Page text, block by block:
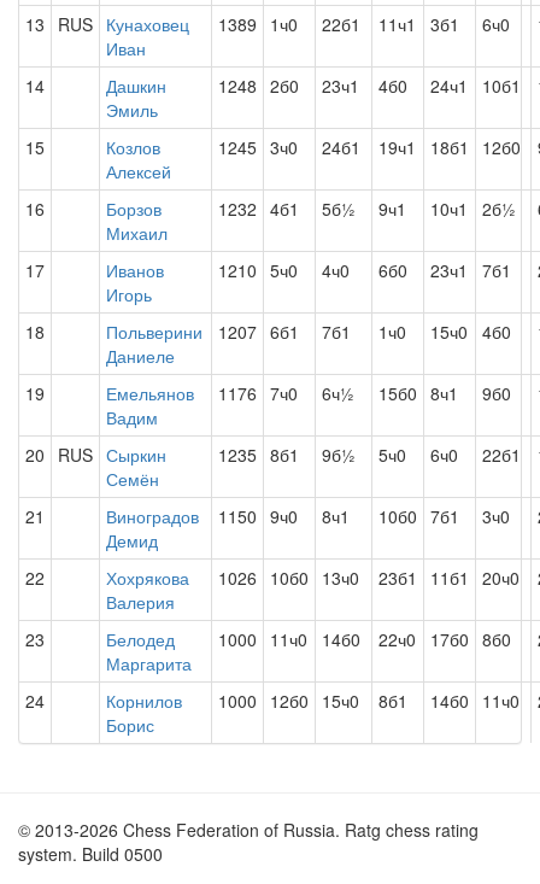
13 RUS Кунаховец
Иван
1389 1ч0 22б1 11ч1 3б1 6ч0
14
Дашкин
Эмиль
1248 2б0 23ч1 4б0 24ч1 10б1
15
Козлов
Алексей
1245 3ч0 24б1 19ч1 18б1 12б0
16
Борзов
Михаил
1232 4б1 5б½ 9ч1 10ч1 2б½
17
Иванов
Игорь
1210 5ч0 4ч0 6б0 23ч1 7б1
18
Польверини
Даниеле
1207 6б1 7б1 1ч0 15ч0 4б0
19
Емельянов
Вадим
1176 7ч0 6ч½ 15б0 8ч1 9б0
20 RUS Сыркин
Семён
1235 8б1 9б½ 5ч0 6ч0 22б1
21
Виноградов
Демид
1150 9ч0 8ч1 10б0 7б1 3ч0
22
Хохрякова
Валерия
1026 10б0 13ч0 23б1 11б1 20ч0
23
Белодед
Маргарита
1000 11ч0 14б0 22ч0 17б0 8б0
24
Корнилов
Борис
1000 12б0 15ч0 8б1 14б0 11ч0
© 2013-2026 Chess Federation of Russia. Ratg chess rating
system. Build 0500